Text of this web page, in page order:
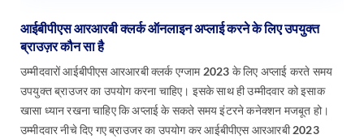
आईबीपीएस आरआरबी क्लर्क ऑनलाइन अप्लाई करने के लिए उपयुक्त
ब्राउज़र कौन सा है
उम्मीदवारों आईबीपीएस आरआरबी क्लर्क एग्जाम 2023 के लिए अप्लाई करते समय
उपयुक्त ब्राउजर का उपयोग करना चाहिए। इसके साथ ही उम्मीदवार को इसाक
खासा ध्यान रखना चाहिए कि अप्लाई के सकते समय इंटरने कनेक्शन मजबूत हो।
उम्मीदवार नीचे दिए गए ब्राउजर का उपयोग कर आईबीपीएस आरआरबी 2023